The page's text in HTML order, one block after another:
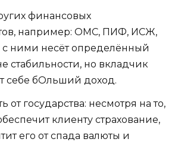
финансовых
например: ОМС, ПИФ, ИСЖ,
ними несёт определённый
стабильности, но вкладчик
себе бОльший доход.
от государства: несмотря на то,
клиенту страхование,
его от спада валюты и